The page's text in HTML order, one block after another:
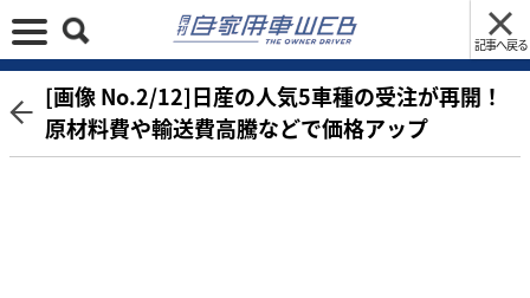
記事へ戻る
[画像 No.2/12]日産の人気5車種の受注が再開！
原材料費や輸送費高騰などで価格アップ